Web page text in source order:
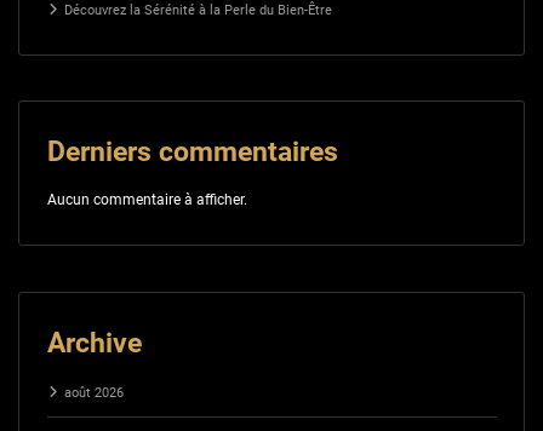
Découvrez la Sérénité à la Perle du Bien-Être
Derniers commentaires
Aucun commentaire à afficher.
Archive
août 2026